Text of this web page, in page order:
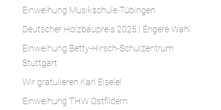
Einweihung Musikschule Tübingen
Deutscher Holzbaupreis 2025 | Engere Wahl
Einweihung Betty-Hirsch-Schulzentrum
Stuttgart
Wir gratulieren Karl Eisele!
Einweihung THW Ostfildern